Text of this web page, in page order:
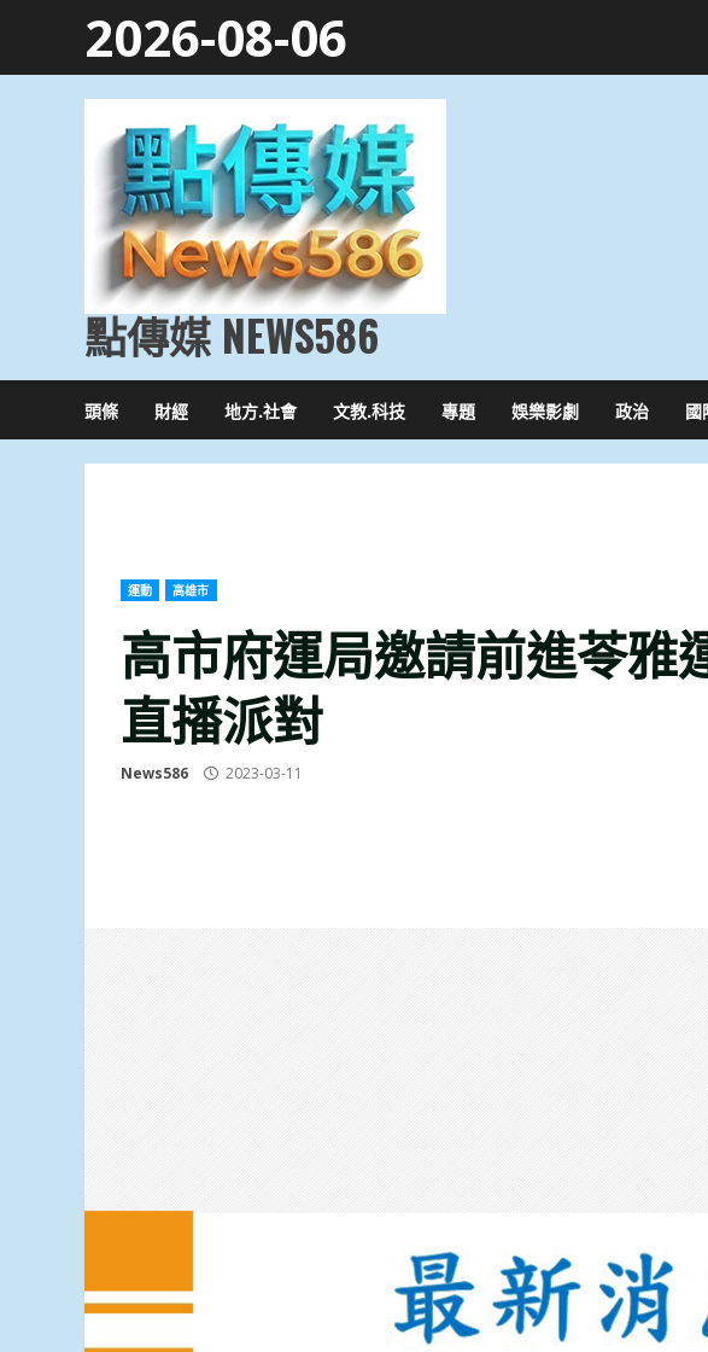
2026-08-06
點傳媒 NEWS586
頭條 財經 地方.社會 文教.科技 專題 娛樂影劇 政治 國
運動 高雄市
高市府運局邀請前進苓雅
直播派對
News586 2023-03-11